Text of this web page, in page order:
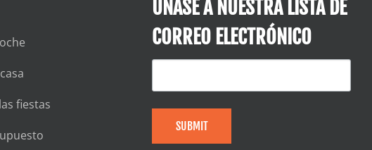
fiestas
ÚNASE A NUESTRA LISTA DE
CORREO ELECTRÓNICO
SUBMIT